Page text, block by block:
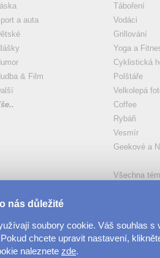
a auta
& Film
Táboření
Vodáci
Grillování
Yoga a
Cyklistická
Polštáře
Velkolepá
Coffee
Rybáři
Vesmír
Geekové a
Všechna
nás důležité
soubory cookie. Váš souhlas
chcete upravit nastavení,
naleznete zde.